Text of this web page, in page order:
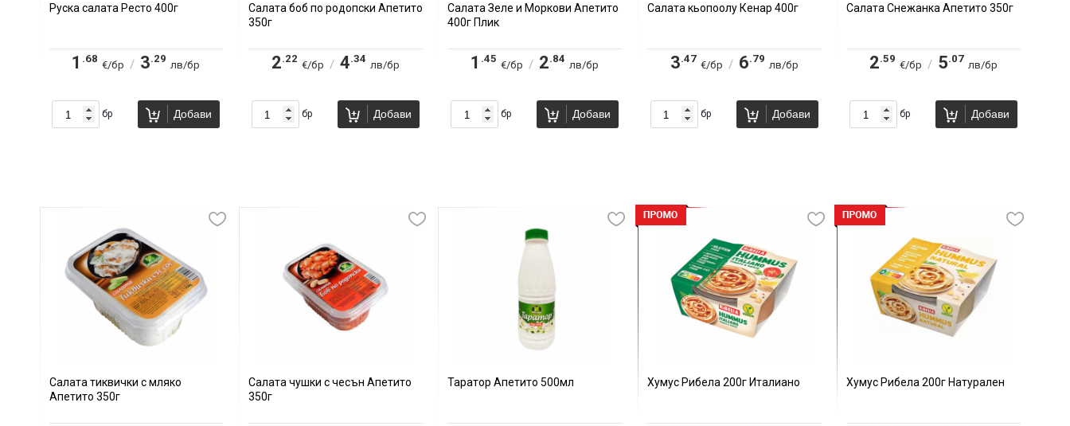
Руска салата Ресто 400г
1 .68
€/бр / 3.29
лв/бр
бр Добави
Салата боб по родопски Апетито
350г
2.22
€/бр / 4.34
лв/бр
бр Добави
Салата Зеле и Моркови Апетито
400г Плик
1 .45
€/бр / 2.84
лв/бр
бр Добави
Салата кьопоолу Кенар 400г
3.47
€/бр / 6.79
лв/бр
бр Добави
Салата Снежанка Апетито 350г
2.59
€/бр / 5.07
лв/бр
бр Добави
Салата тиквички с мляко
Апетито 350г
Салата чушки с чесън Апетито
350г
Таратор Апетито 500мл Хумус Рибела 200г Италиано Хумус Рибела 200г Натурален